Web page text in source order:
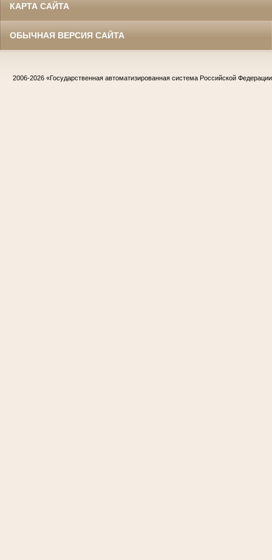
КАРТА САЙТА
ОБЫЧНАЯ ВЕРСИЯ САЙТА
2006-2026 «Государственная автоматизированная система Российской